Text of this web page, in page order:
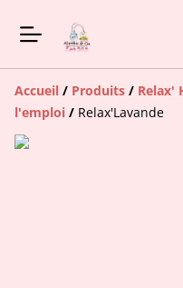
Accueil / Produits / Relax'
l'emploi / Relax'Lavande